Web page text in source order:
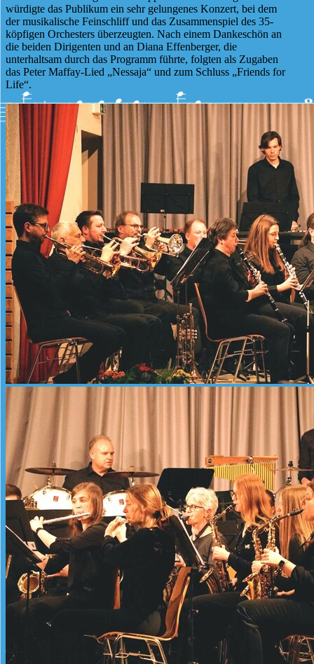
würdigte das Publikum ein sehr gelungenes Konzert, bei dem
der musikalische Feinschliff und das Zusammenspiel des 35-
köpfigen Orchesters überzeugten. Nach einem Dankeschön an
die beiden Dirigenten und an Diana Effenberger, die
unterhaltsam durch das Programm führte, folgten als Zugaben
das Peter Maffay-Lied „Nessaja“ und zum Schluss „Friends for
Life“.